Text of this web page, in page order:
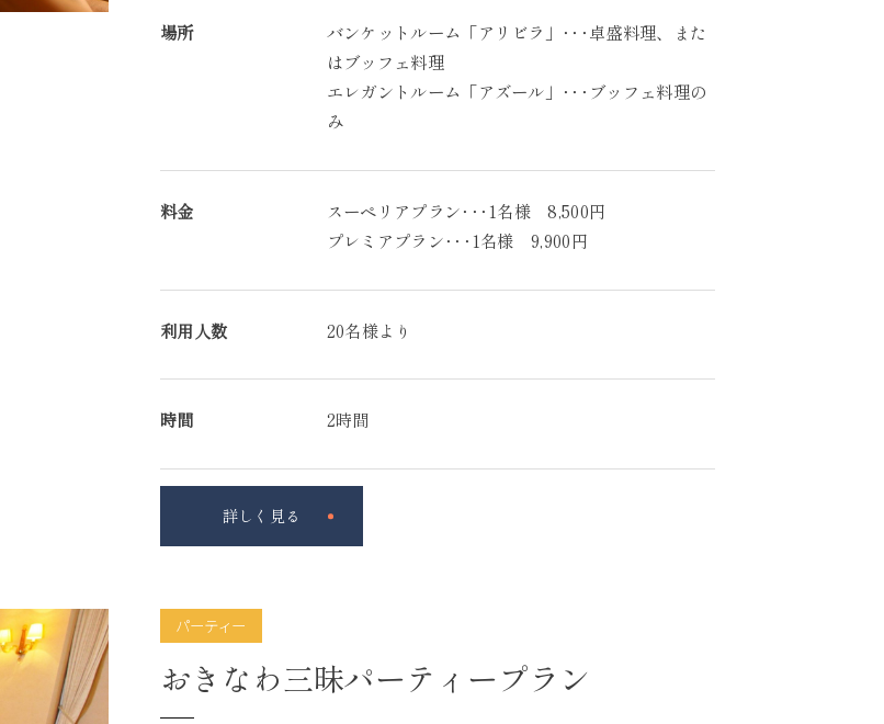
場所
バンケットルーム「アリビラ」･･･卓盛料理、また
はブッフェ料理
エレガントルーム「アズール」･･･ブッフェ料理の
み
料金
スーペリアプラン･･･1名様 8,500円
プレミアプラン･･･1名様 9,900円
利用人数 20名様より
時間 2時間
詳しく見る
パーティー
おきなわ三昧パーティープラン